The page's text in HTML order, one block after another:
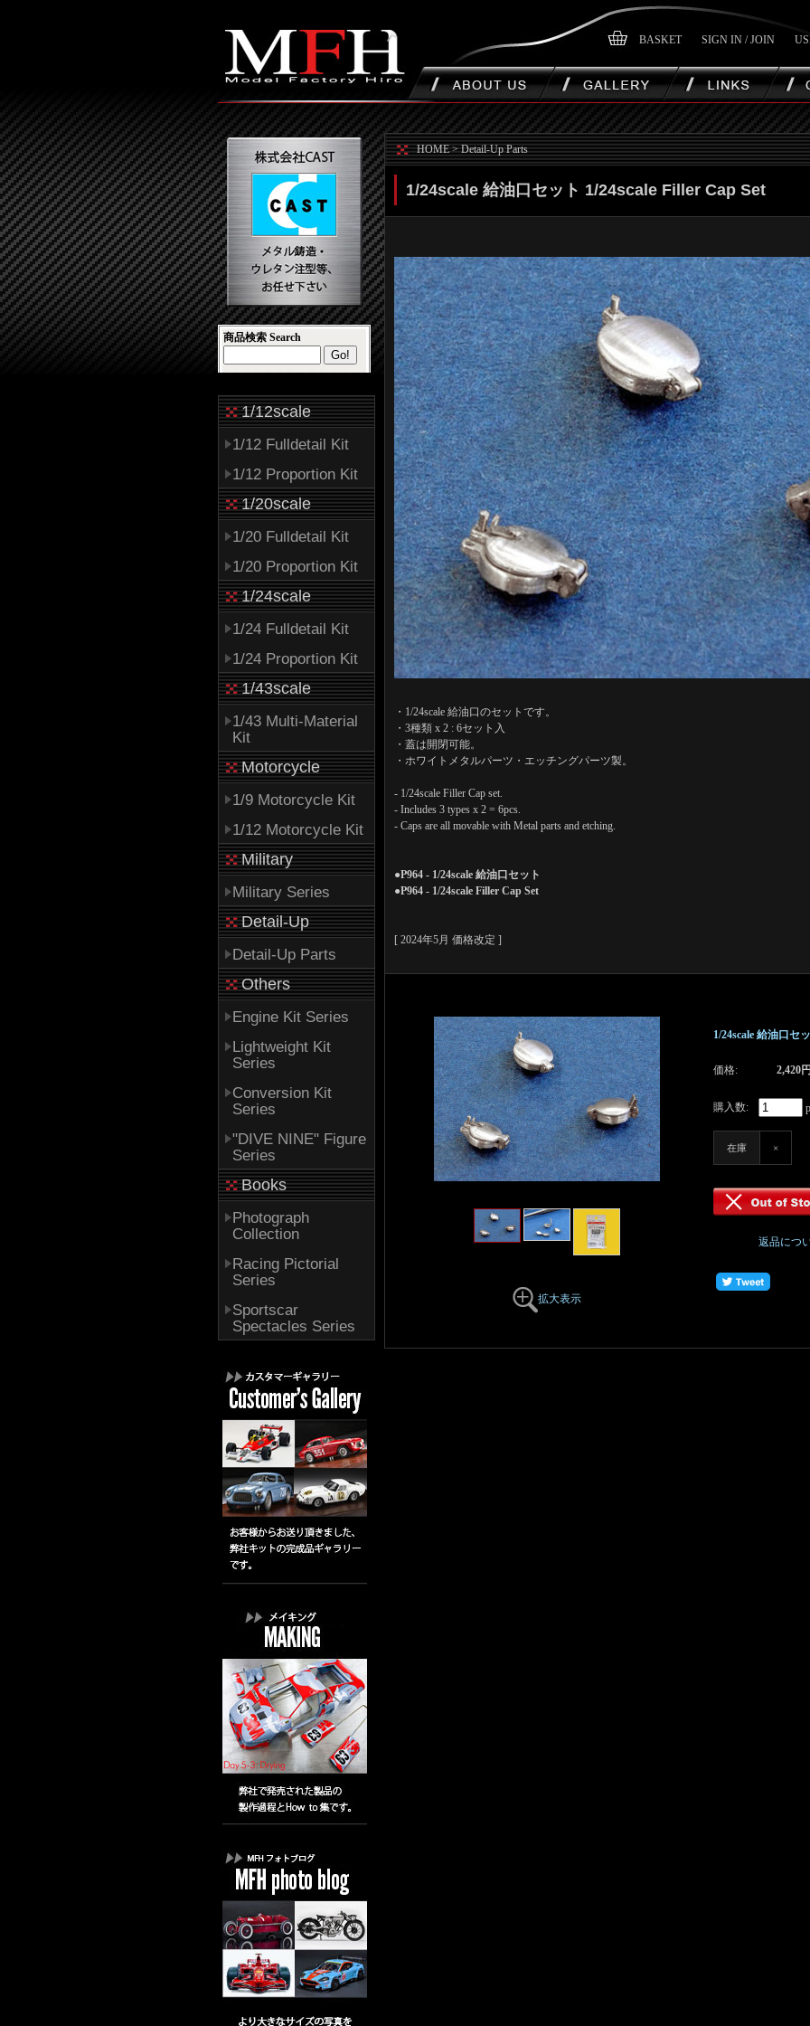
BASKET SIGN IN / JOIN
商品検索 Search
1/12scale
1/12 Fulldetail Kit
1/12 Proportion Kit
1/20scale
1/20 Fulldetail Kit
1/20 Proportion Kit
1/24scale
1/24 Fulldetail Kit
1/24 Proportion Kit
1/43scale
1/43 Multi-Material
Kit
Motorcycle
1/9 Motorcycle Kit
1/12 Motorcycle Kit
Military
Military Series
Detail-Up
Detail-Up Parts
Others
Engine Kit Series
Lightweight Kit
Series
Conversion Kit
Series
"DIVE NINE" Figure
Series
Books
Photograph
Collection
Racing Pictorial
Series
Sportscar
Spectacles Series
HOME>Detail-Up Parts
1/24scale 給油口セット 1/24scale Filler Cap Set
・1/24scale 給油口のセットです。
・3種類 x 2 : 6セット入
・蓋は開閉可能。
・ホワイトメタルパーツ・エッチングパーツ製。
- 1/24scale Filler Cap set.
- Includes 3 types x 2 = 6pcs.
- Caps are all movable with Metal parts and etching.
●P964 - 1/24scale 給油口セット
●P964 - 1/24scale Filler Cap Set
[ 2024年5月 価格改定 ]
拡大表示
1/24scale 給油口セ
価格: 2,420
購入数:
在庫 ×
返品につ